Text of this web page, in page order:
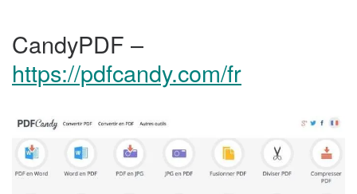
CandyPDF –
https://pdfcandy.com/fr